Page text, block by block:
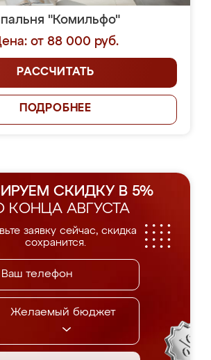
"Комильфо"
от 88 000 руб.
РАССЧИТАТЬ
ПОДРОБНЕЕ
СКИДКУ В 5%
КОНЦА АВГУСТА
заявку сейчас, скидка
сохранится.
Желаемый бюджет